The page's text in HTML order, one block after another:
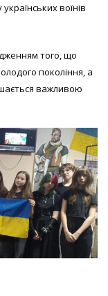
воїнів
того, що
покоління, а
важливою